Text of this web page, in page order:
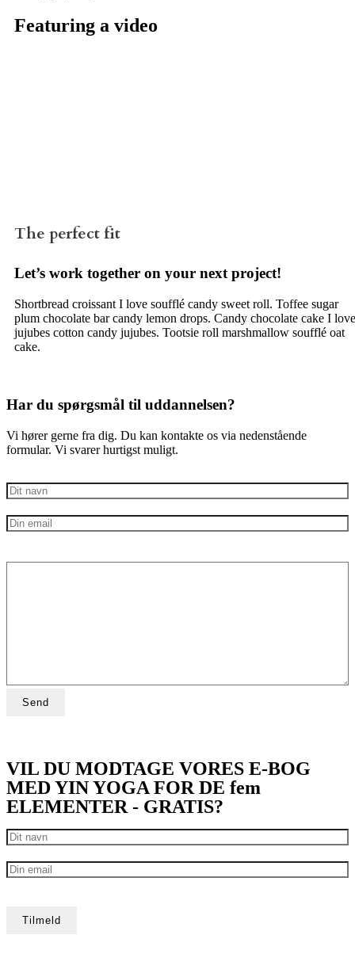
Featuring a video
The perfect fit
Let’s work together on your next project!
Shortbread croissant I love soufflé candy sweet roll. Toffee sugar
plum chocolate bar candy lemon drops. Candy chocolate cake I love
jujubes cotton candy jujubes. Tootsie roll marshmallow soufflé oat
cake.
Har du spørgsmål til uddannelsen?
Vi hører gerne fra dig. Du kan kontakte os via nedenstående
formular. Vi svarer hurtigst muligt.
VIL DU MODTAGE VORES E-BOG
MED YIN YOGA FOR DE fem
ELEMENTER - GRATIS?